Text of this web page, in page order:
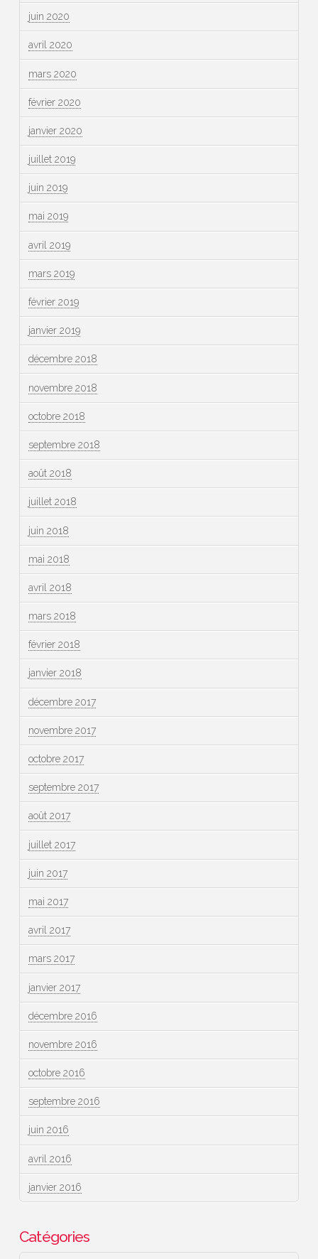
juin 2020
avril 2020
mars 2020
février 2020
janvier 2020
juillet 2019
juin 2019
mai 2019
avril 2019
mars 2019
février 2019
janvier 2019
décembre 2018
novembre 2018
octobre 2018
septembre 2018
août 2018
juillet 2018
juin 2018
mai 2018
avril 2018
mars 2018
février 2018
janvier 2018
décembre 2017
novembre 2017
octobre 2017
septembre 2017
août 2017
juillet 2017
juin 2017
mai 2017
avril 2017
mars 2017
janvier 2017
décembre 2016
novembre 2016
octobre 2016
septembre 2016
juin 2016
avril 2016
janvier 2016
Catégories